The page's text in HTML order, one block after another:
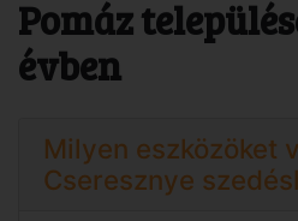
Pomáz
évben
Milyen eszközöket
Cseresznye